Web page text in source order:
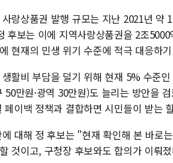
랑상품권 발행 규모는 지난 2021년 약
후보는 이에 지역사랑상품권을 2조
현재의 민생 위기 수준에 적극 대응하
활비 부담을 덜기 위해 현재 5% 수준
50만원·광역 30만원)도 늘리는 방안을
페이백 정책과 결합하면 시민들이 받는
대해 정 후보는 "현재 확인해 본 바로
것이고, 구청장 후보와도 합의가 이뤄